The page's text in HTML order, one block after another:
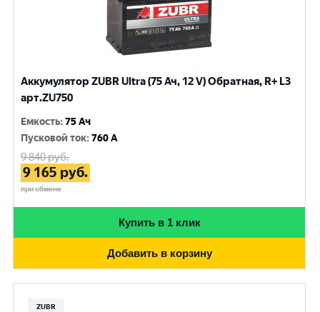
Аккумулятор ZUBR Ultra (75 Ач, 12 V) Обратная, R+ L3
арт.ZU750
Емкость:75 Ач
Пусковой ток:760 A
9 840руб.
9 165 руб.
при обмене
Купить в 1 клик
Добавить в корзину
ZUBR